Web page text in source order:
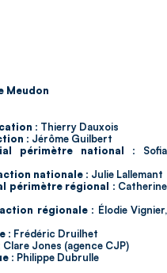
Meudon
: Thierry Dauxois
: Jérôme Guilbert
périmètre national : Sofia
nationale : Julie Lallemant
périmètre régional : Catherine
régionale : Élodie Vignier,
: Frédéric Druilhet
Clare Jones (agence CJP)
: Philippe Dubrulle